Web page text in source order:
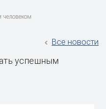
человеком
Все новости
успешным